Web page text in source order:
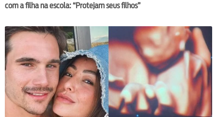
com a filha na escola: “Protejam seus filhos”